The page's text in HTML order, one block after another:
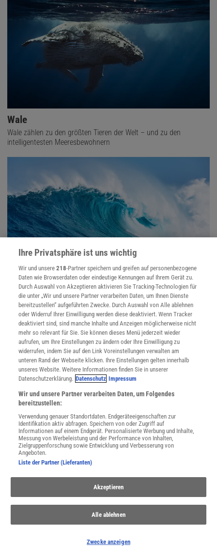
Wale
Wale zählen zu den größten Tieren der Welt – und zu den
intelligentesten Meeresbewohnern
Meere
Aus dem Meer kommt alles Leben - und noch heute sind die
Ozeane von übergeordneter Wichtigkeit für uns Menschen.
Afrika
Entdecken Sie die faszinierenden Facetten Afrikas, von seiner
kulturellen Vielfalt bis zu seinen Herausforderungen und
atemberaubenden Landschaften.
Anzeige
Ihre Privatsphäre ist uns wichtig
Wir und unsere218-Partner speichern und greifen auf personenbezogene
Daten wie Browserdaten oder eindeutige Kennungen auf Ihrem Gerät zu.
Durch Auswahl von Akzeptieren aktivieren Sie Tracking-Technologien für
die unter „Wir und unsere Partner verarbeiten Daten, um Ihnen Dienste
bereitzustellen“ aufgeführten Zwecke. Durch Auswahl von Alle ablehnen
oder Widerruf Ihrer Einwilligung werden diese deaktiviert. Wenn Tracker
deaktiviert sind, sind manche Inhalte und Anzeigen möglicherweise nicht
mehr so relevant für Sie. Sie können dieses Menü jederzeit wieder
aufrufen, um Ihre Einstellungen zu ändern oder Ihre Einwilligung zu
widerrufen, indem Sie auf den Link Voreinstellungen verwalten am
unteren Rand der Webseite klicken. Ihre Einstellungen gelten innerhalb
unseres Website. Weitere Informationen finden Sie in unserer
Datenschutzerklärung. Datenschutz Impressum
Wir und unsere Partner verarbeiten Daten, um Folgendes
bereitzustellen:
Verwendung genauer Standortdaten. Endgeräteeigenschaften zur
Identifikation aktiv abfragen. Speichern von oder Zugriff auf
Informationen auf einem Endgerät. Personalisierte Werbung und Inhalte,
Messung von Werbeleistung und der Performance von Inhalten,
Zielgruppenforschung sowie Entwicklung und Verbesserung von
Angeboten.
Liste der Partner (Lieferanten)
Akzeptieren
Alle ablehnen
Zwecke anzeigen